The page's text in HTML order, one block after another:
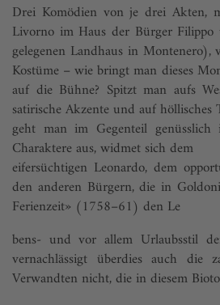
Drei Komödien von je drei Akten,
Livorno im Haus der Bürger
gelegenen Landhaus in Montenero),
Kostüme – wie bringt man dieses
auf die Bühne? Spitzt man aufs
satirische Akzente und auf höllisches
geht man im Gegenteil
Charaktere aus, widmet sich dem
eifersüchtigen Leonardo, dem
den anderen Bürgern, die in
Ferienzeit» (1758–61) den Le
bens- und vor allem Urlaubsstil
vernachlässigt überdies auch die
Verwandten nicht, die in diesem